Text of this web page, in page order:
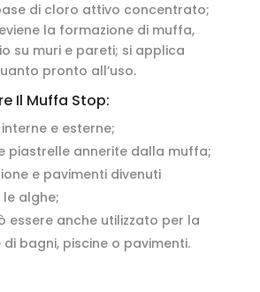
di cloro attivo concentrato;
la formazione di muffa,
su muri e pareti; si applica
pronto all’uso.
Il Muffa Stop:
e esterne;
piastrelle annerite dalla muffa;
e pavimenti divenuti
alghe;
essere anche utilizzato per la
bagni, piscine o pavimenti.